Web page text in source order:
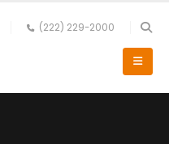
(222) 229-2000